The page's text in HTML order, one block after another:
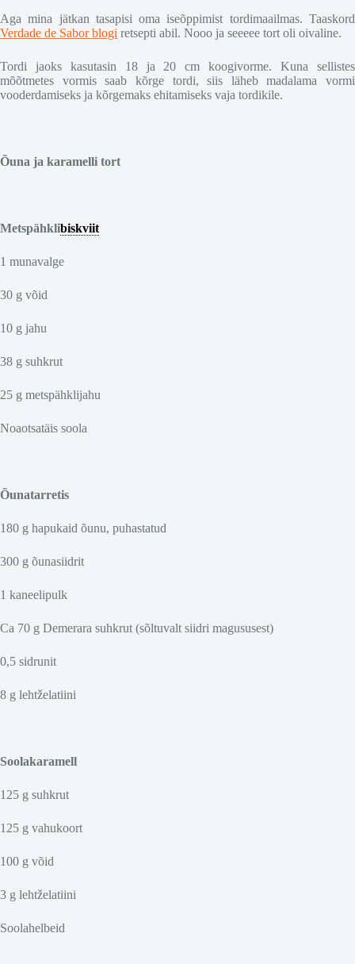
Aga mina jätkan tasapisi oma iseõppimist tordimaailmas. Taaskord
Verdade de Sabor blogi retsepti abil. Nooo ja seeeee tort oli oivaline.
Tordi jaoks kasutasin 18 ja 20 cm koogivorme. Kuna sellistes
mõõtmetes vormis saab kõrge tordi, siis läheb madalama vormi
vooderdamiseks ja kõrgemaks ehitamiseks vaja tordikile.
Õuna ja karamelli tort
Metspähklibiskviit
1 munavalge
30 g võid
10 g jahu
38 g suhkrut
25 g metspähklijahu
Noaotsatäis soola
Õunatarretis
180 g hapukaid õunu, puhastatud
300 g õunasiidrit
1 kaneelipulk
Ca 70 g Demerara suhkrut (sõltuvalt siidri magususest)
0,5 sidrunit
8 g lehtželatiini
Soolakaramell
125 g suhkrut
125 g vahukoort
100 g võid
3 g lehtželatiini
Soolahelbeid